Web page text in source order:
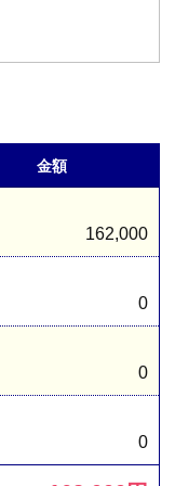
金額
162,000
0
0
0